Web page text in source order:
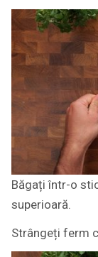
Băgați într-o
superioară.
Strângeți ferm